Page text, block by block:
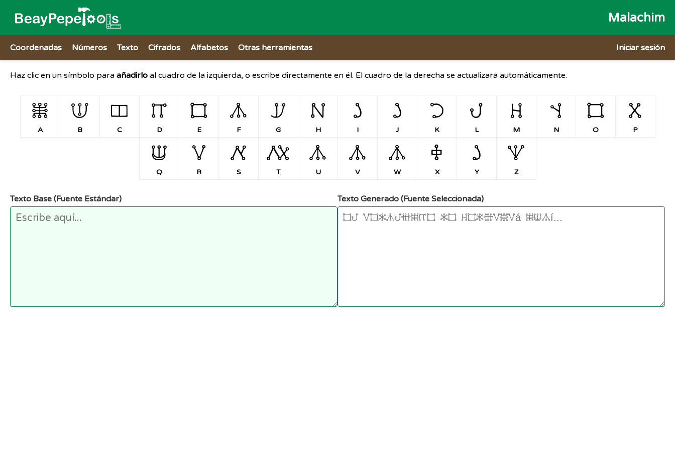
Malachim
Coordenadas Números Texto Cifrados Alfabetos Otras herramientas Iniciar sesión
Haz clic en un símbolo para añadirlo al cuadro de la izquierda, o escribe directamente en él. El cuadro de la derecha se actualizará automáticamente.
A
A
B
B
C
C
D
D
E
E
F
F
G
G
H
H
I
I
J
J
K
K
L
L
M
M
N
N
O
O
P
P
Q
Q
R
R
S
S
T
T
U
U
V
V
W
W
X
X
Y
Y
Z
Z
Texto Base (Fuente Estándar) Texto Generado (Fuente Seleccionada)